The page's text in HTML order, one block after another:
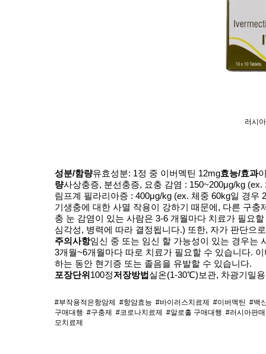
러시
성분/함량유효성분: 1정 중 이버멕틴 12mg효능/효과
량사상충증, 분선충증, 요충 감염 : 150~200μg/kg
림프계 필라리아증 : 400μg/kg (ex. 체중 60kg일 경우
기생충에 대한 사멸 작용이 강하기 때문에, 다른 구
충 눈 감염이 있는 사람은 3-6 개월마다 치료가 필요
심각성, 병력에 따라 결정됩니다.) 또한, 자가 판단으
주의사항임신 중 또는 임신 할 가능성이 있는 경우는
3개월~6개월마다 따로 치료가 필요할 수 있습니다.
하는 동안 현기증 또는 졸음을 유발할 수 있습니다.
포장단위 100정저장방법 실온(1-30℃)보관, 차광기밀
#부작용적은항암제 #항암효능 #바이러스치료제 #이버멕틴 #백
구매대행 #구충제 #코로나치료제 #알로홀 구매대행 #러시아판
모치료제